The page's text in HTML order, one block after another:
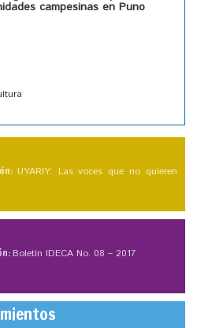
campesinas en Puno
UYARIY: Las voces que no quieren
Boletín IDECA No. 08 – 2017